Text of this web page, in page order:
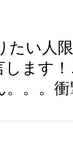
たい人
ます
。。